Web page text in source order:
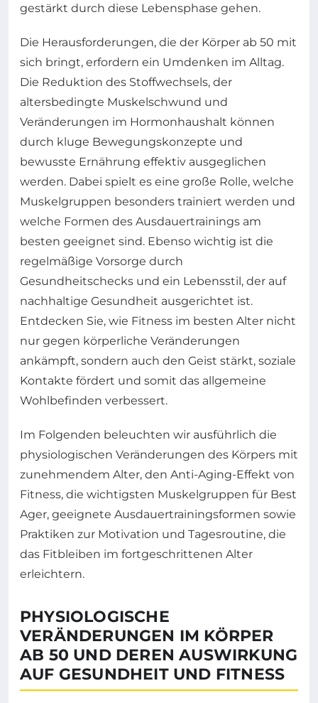
gestärkt durch diese Lebensphase gehen.
Die Herausforderungen, die der Körper ab 50 mit
sich bringt, erfordern ein Umdenken im Alltag.
Die Reduktion des Stoffwechsels, der
altersbedingte Muskelschwund und
Veränderungen im Hormonhaushalt können
durch kluge Bewegungskonzepte und
bewusste Ernährung effektiv ausgeglichen
werden. Dabei spielt es eine große Rolle, welche
Muskelgruppen besonders trainiert werden und
welche Formen des Ausdauertrainings am
besten geeignet sind. Ebenso wichtig ist die
regelmäßige Vorsorge durch
Gesundheitschecks und ein Lebensstil, der auf
nachhaltige Gesundheit ausgerichtet ist.
Entdecken Sie, wie Fitness im besten Alter nicht
nur gegen körperliche Veränderungen
ankämpft, sondern auch den Geist stärkt, soziale
Kontakte fördert und somit das allgemeine
Wohlbefinden verbessert.
Im Folgenden beleuchten wir ausführlich die
physiologischen Veränderungen des Körpers mit
zunehmendem Alter, den Anti-Aging-Effekt von
Fitness, die wichtigsten Muskelgruppen für Best
Ager, geeignete Ausdauertrainingsformen sowie
Praktiken zur Motivation und Tagesroutine, die
das Fitbleiben im fortgeschrittenen Alter
erleichtern.
PHYSIOLOGISCHE
VERÄNDERUNGEN IM KÖRPER
AB 50 UND DEREN AUSWIRKUNG
AUF GESUNDHEIT UND FITNESS